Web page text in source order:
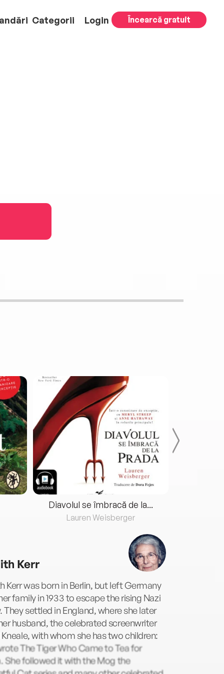
Categorii Login Încearcă gratuit
Diavolul se îmbracă de la...
Lauren Weisberger
Kerr
Kerr was born in Berlin, but left Germany
family in 1933 to escape the rising Nazi
They settled in England, where she later
husband, the celebrated screenwriter
Kneale, with whom she has two children:
The Tiger Who Came to Tea for
She followed it with the Mog the